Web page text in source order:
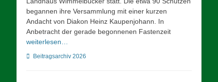
begannen ihre Versammlung mit einer kurzen
Andacht von Diakon Heinz Kaupenjohann. In
Anbetracht der gerade begonnenen Fastenzeit
weiterlesen…
Kategorien
Beitragsarchiv 2026